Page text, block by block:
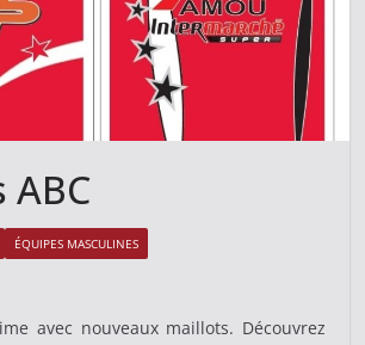
ÉQUIPES MASCULINES
avec nouveaux maillots. Découvrez